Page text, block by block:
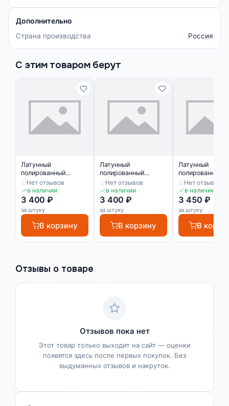
Дополнительно
Страна производства Россия
С этим товаром берут
Латунный
полированный
профиль ЛПО-8
Нет отзывов
в наличии
3 400 ₽
за штуку
В корзину
Латунный
полированный
профиль ЛПО-8
Нет отзывов
в наличии
3 400 ₽
за штуку
В корзину
Латунный
полированный
профиль ЛПО-9
Нет отзывов
в наличии
3 450 ₽
за штуку
В
Отзывы о товаре
Отзывов пока нет
Этот товар только выходит на сайт — оценки
появятся здесь после первых покупок. Без
выдуманных отзывов и накруток.